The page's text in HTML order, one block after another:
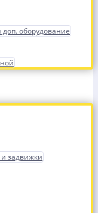
оборудование
задвижки